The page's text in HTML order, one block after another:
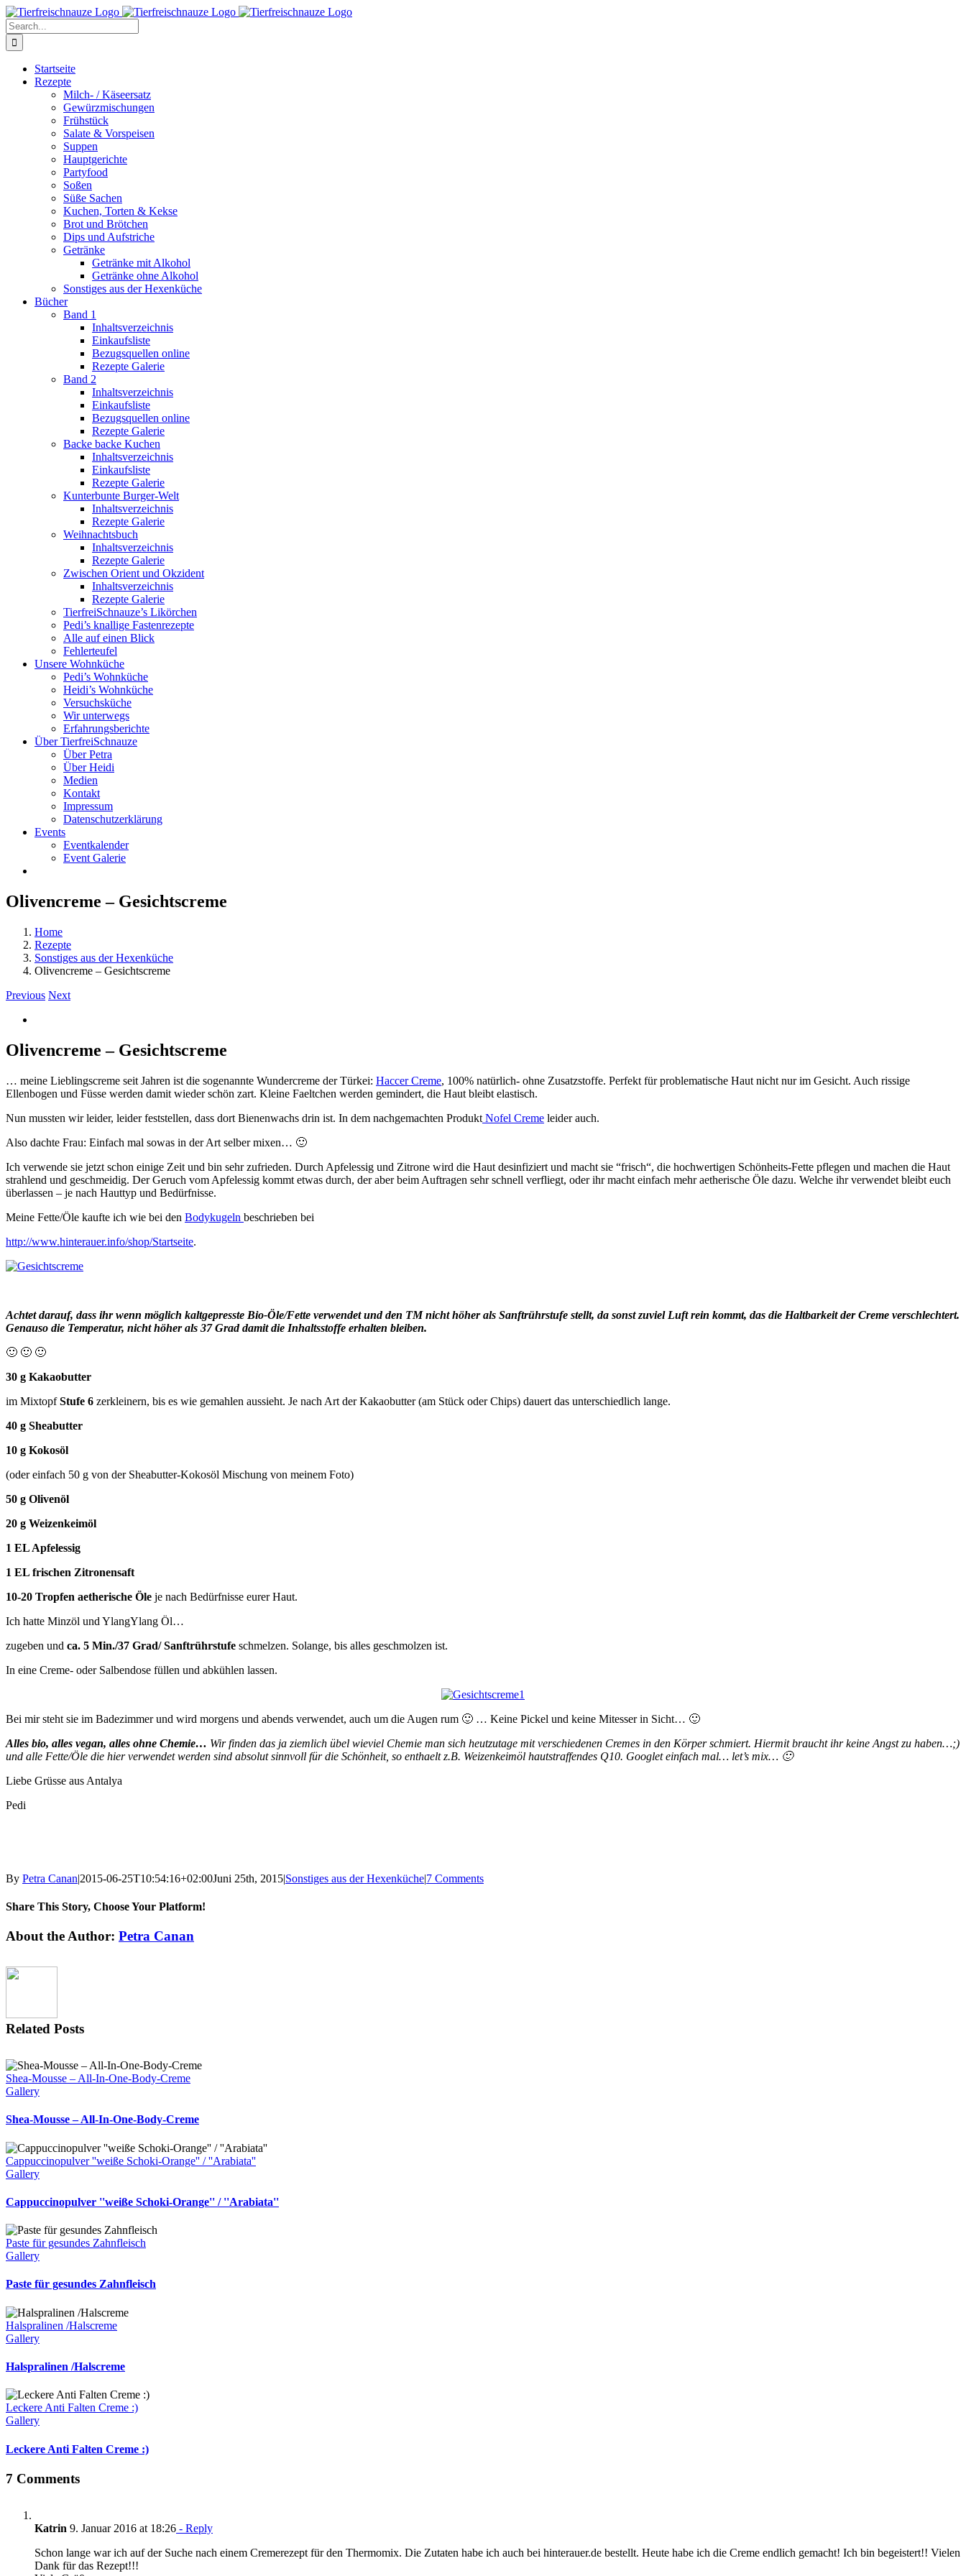
Skip
to
content
Facebook
YouTube
X
Pinterest
Instagram
Search
for:
Startseite
Rezepte
Milch- / Käseersatz
Gewürzmischungen
Frühstück
Salate & Vorspeisen
Suppen
Hauptgerichte
Partyfood
Soßen
Süße Sachen
Kuchen, Torten & Kekse
Brot und Brötchen
Dips und Aufstriche
Getränke
Getränke mit Alkohol
Getränke ohne Alkohol
Sonstiges aus der Hexenküche
Bücher
Band 1
Inhaltsverzeichnis
Einkaufsliste
Bezugsquellen online
Rezepte Galerie
Band 2
Inhaltsverzeichnis
Einkaufsliste
Bezugsquellen online
Rezepte Galerie
Backe backe Kuchen
Inhaltsverzeichnis
Einkaufsliste
Rezepte Galerie
Kunterbunte Burger-Welt
Inhaltsverzeichnis
Rezepte Galerie
Weihnachtsbuch
Inhaltsverzeichnis
Rezepte Galerie
Zwischen Orient und Okzident
Inhaltsverzeichnis
Rezepte Galerie
TierfreiSchnauze’s Likörchen
Pedi’s knallige Fastenrezepte
Alle auf einen Blick
Fehlerteufel
Unsere Wohnküche
Pedi’s Wohnküche
Heidi’s Wohnküche
Versuchsküche
Wir unterwegs
Erfahrungsberichte
Über TierfreiSchnauze
Über Petra
Über Heidi
Medien
Kontakt
Impressum
Datenschutzerklärung
Events
Eventkalender
Event Galerie
Olivencreme – Gesichtscreme
Home
Rezepte
Sonstiges aus der Hexenküche
Olivencreme – Gesichtscreme
Previous Next
Olivencreme – Gesichtscreme
… meine Lieblingscreme seit Jahren ist die sogenannte Wundercreme der Türkei: Haccer Creme, 100% natürlich- ohne Zusatzstoffe. Perfekt für problematische Haut nicht nur im Gesicht. Auch rissige
Ellenbogen und Füsse werden damit wieder schön zart. Kleine Faeltchen werden gemindert, die Haut bleibt elastisch.
Nun mussten wir leider, leider feststellen, dass dort Bienenwachs drin ist. In dem nachgemachten Produkt Nofel Creme leider auch.
Also dachte Frau: Einfach mal sowas in der Art selber mixen… 🙂
Ich verwende sie jetzt schon einige Zeit und bin sehr zufrieden. Durch Apfelessig und Zitrone wird die Haut desinfiziert und macht sie “frisch“, die hochwertigen Schönheits-Fette pflegen und machen die Haut
strahlend und geschmeidig. Der Geruch vom Apfelessig kommt etwas durch, der aber beim Auftragen sehr schnell verfliegt, oder ihr macht einfach mehr aetherische Öle dazu. Welche ihr verwendet bleibt euch
überlassen – je nach Hauttyp und Bedürfnisse.
Meine Fette/Öle kaufte ich wie bei den Bodykugeln beschrieben bei
http://www.hinterauer.info/shop/Startseite.
Achtet darauf, dass ihr wenn möglich kaltgepresste Bio-Öle/Fette verwendet und den TM nicht höher als Sanftrührstufe stellt, da sonst zuviel Luft rein kommt, das die Haltbarkeit der Creme verschlechtert.
Genauso die Temperatur, nicht höher als 37 Grad damit die Inhaltsstoffe erhalten bleiben.
🙂 🙂 🙂
30 g Kakaobutter
im MixtopfStufe 6 zerkleinern, bis es wie gemahlen aussieht. Je nach Art der Kakaobutter (am Stück oder Chips) dauert das unterschiedlich lange.
40 g Sheabutter
10 g Kokosöl
(oder einfach 50 g von der Sheabutter-Kokosöl Mischung von meinem Foto)
50 g Olivenöl
20 g Weizenkeimöl
1 EL Apfelessig
1 EL frischen Zitronensaft
10-20 Tropfen aetherische Öle je nach Bedürfnisse eurer Haut.
Ich hatte Minzöl und YlangYlang Öl…
zugeben und ca. 5 Min./37 Grad/ Sanftrührstufe schmelzen. Solange, bis alles geschmolzen ist.
In eine Creme- oder Salbendose füllen und abkühlen lassen.
Bei mir steht sie im Badezimmer und wird morgens und abends verwendet, auch um die Augen rum 🙂 … Keine Pickel und keine Mitesser in Sicht… 🙂
Alles bio, alles vegan, alles ohne Chemie… Wir finden das ja ziemlich übel wieviel Chemie man sich heutzutage mit verschiedenen Cremes in den Körper schmiert. Hiermit braucht ihr keine Angst zu haben…;)
und alle Fette/Öle die hier verwendet werden sind absolut sinnvoll für die Schönheit, so enthaelt z.B. Weizenkeimöl hautstraffendes Q10. Googlet einfach mal… let’s mix… 🙂
Liebe Grüsse aus Antalya
Pedi
By Petra Canan|2015-06-25T10:54:16+02:00Juni 25th, 2015|Sonstiges aus der Hexenküche|7 Comments
Share This Story, Choose Your Platform!
Facebook
X
Reddit
LinkedIn
Tumblr
Pinterest
Vk
Email
About the Author: Petra Canan
Related Posts
Shea-Mousse – All-In-One-Body-Creme
Gallery
Shea-Mousse – All-In-One-Body-Creme
Cappuccinopulver ''weiße Schoki-Orange'' / ''Arabiata''
Gallery
Cappuccinopulver ''weiße Schoki-Orange'' / ''Arabiata''
Paste für gesundes Zahnfleisch
Gallery
Paste für gesundes Zahnfleisch
Halspralinen /Halscreme
Gallery
Halspralinen /Halscreme
Leckere Anti Falten Creme :)
Gallery
Leckere Anti Falten Creme :)
7 Comments
Katrin 9. Januar 2016 at 18:26 - Reply
Schon lange war ich auf der Suche nach einem Cremerezept für den Thermomix. Die Zutaten habe ich auch bei hinterauer.de bestellt. Heute habe ich die Creme endlich gemacht! Ich bin begeistert!! Vielen
Dank für das Rezept!!!